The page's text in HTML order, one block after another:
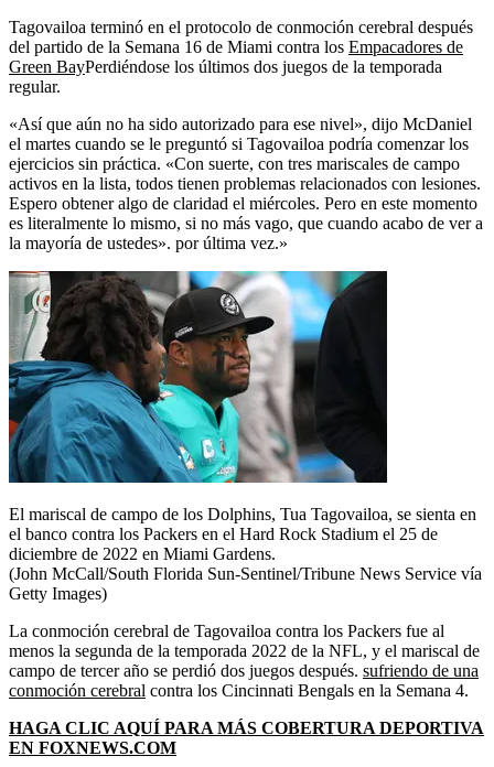
Tagovailoa terminó en el protocolo de conmoción cerebral después
del partido de la Semana 16 de Miami contra los Empacadores de
Green BayPerdiéndose los últimos dos juegos de la temporada
regular.
«Así que aún no ha sido autorizado para ese nivel», dijo McDaniel
el martes cuando se le preguntó si Tagovailoa podría comenzar los
ejercicios sin práctica. «Con suerte, con tres mariscales de campo
activos en la lista, todos tienen problemas relacionados con lesiones.
Espero obtener algo de claridad el miércoles. Pero en este momento
es literalmente lo mismo, si no más vago, que cuando acabo de ver a
la mayoría de ustedes». por última vez.»
El mariscal de campo de los Dolphins, Tua Tagovailoa, se sienta en
el banco contra los Packers en el Hard Rock Stadium el 25 de
diciembre de 2022 en Miami Gardens.
(John McCall/South Florida Sun-Sentinel/Tribune News Service vía
Getty Images)
La conmoción cerebral de Tagovailoa contra los Packers fue al
menos la segunda de la temporada 2022 de la NFL, y el mariscal de
campo de tercer año se perdió dos juegos después. sufriendo de una
conmoción cerebral contra los Cincinnati Bengals en la Semana 4.
HAGA CLIC AQUÍ PARA MÁS COBERTURA DEPORTIVA
EN FOXNEWS.COM